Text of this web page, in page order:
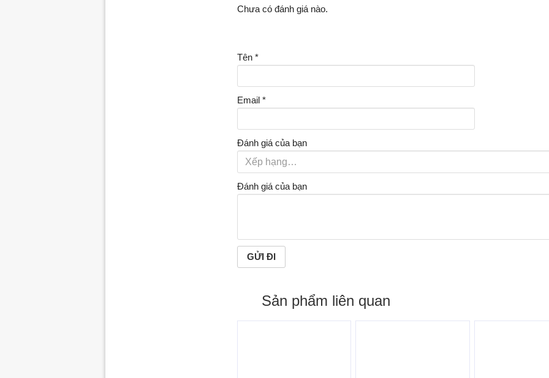
Chưa có đánh giá nào.
Tên *
Email *
Đánh giá của bạn
Đánh giá của bạn
Sản phẩm liên quan